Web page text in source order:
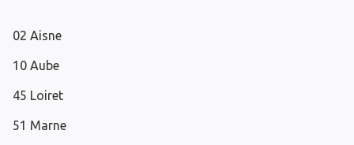
02 Aisne
10 Aube
45 Loiret
51 Marne